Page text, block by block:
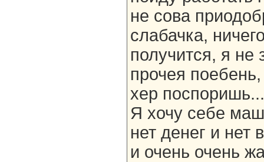
не сова
слабачка,
получится, я не
прочея
хер
Я хочу себе
нет денег и нет
и очень очень